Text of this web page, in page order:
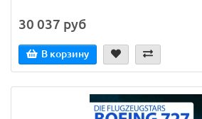
30 037 руб
В корзину